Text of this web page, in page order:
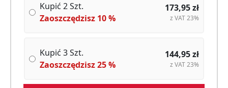
Kupić 2 Szt.
Zaoszczędzisz 10%
173,95zł
z VAT 23%
Kupić 3 Szt.
Zaoszczędzisz25%
144,95zł
z VAT 23%